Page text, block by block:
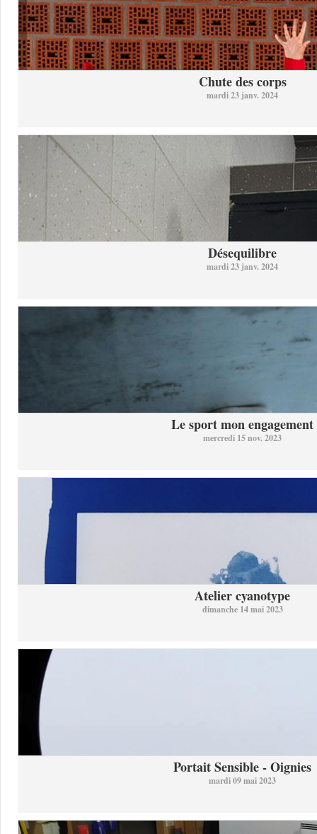
Chute des corps
mardi 23 janv. 2024
Désequilibre
mardi 23 janv. 2024
Le sport mon engagement
mercredi 15 nov. 2023
Atelier cyanotype
dimanche 14 mai 2023
Portait Sensible - Oignies
mardi 09 mai 2023